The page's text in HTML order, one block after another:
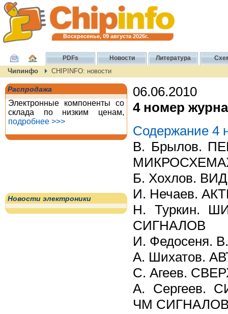
Воскресенье, 09 августа 2026г.
PDFs Новости Литература
Чипинфо CHIPINFO: новости
Распродажа
Электронные компоненты со
склада по низким ценам,
подробнее >>>
Новости электроники
06.06.2010
4 номер
Содержание 4
В. Брылов.
Б. Хохлов.
И. Нечаев.
Н. Туркин.
СИГНАЛОВ
И. Федосеня.
А. Шихатов.
С. Агеев.
А. Сергеев.
ЧМ